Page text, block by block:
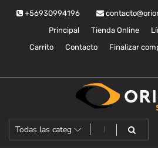
+56930994196
Principal
Tienda Online
Carrito
Contacto Finalizar
Orion Safety
Equipos de proteccion personal